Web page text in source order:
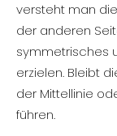
versteht man
der anderen
symmetrisches
erzielen. Bleibt
der Mittellinie
führen.